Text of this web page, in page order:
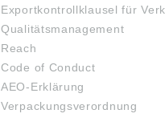
Exportkontrollklausel für
Qualitätsmanagement
Reach
Code of Conduct
AEO-Erklärung
Verpackungsverordnung